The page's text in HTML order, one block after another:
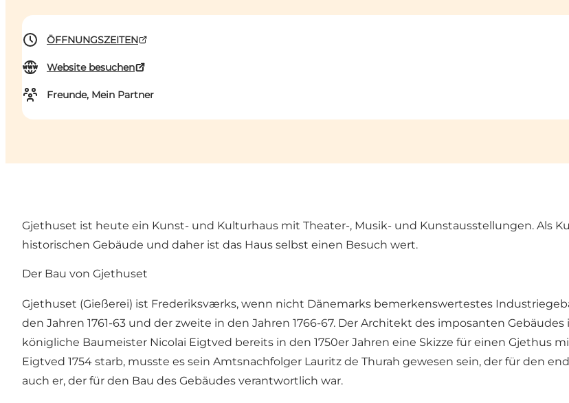
ÖFFNUNGSZEITEN
Website besuchen
Freunde, Mein Partner
Gjethuset ist heute ein Kunst- und Kulturhaus mit Theater-, Musik- und Kunstausstellungen. Als
historischen Gebäude und daher ist das Haus selbst einen Besuch wert.
Der Bau von Gjethuset
Gjethuset (Gießerei) ist Frederiksværks, wenn nicht Dänemarks bemerkenswertestes
den Jahren 1761-63 und der zweite in den Jahren 1766-67. Der Architekt des imposanten
königliche Baumeister Nicolai Eigtved bereits in den 1750er Jahren eine Skizze für einen Gjethus
Eigtved 1754 starb, musste es sein Amtsnachfolger Lauritz de Thurah gewesen sein, der für den
auch er, der für den Bau des Gebäudes verantwortlich war.